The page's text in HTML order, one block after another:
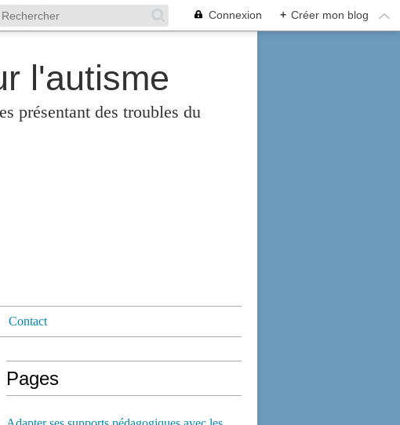
Connexion + Créer mon blog
l'autisme
présentant des troubles du
Contact
Pages